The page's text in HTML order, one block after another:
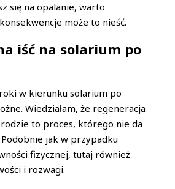
się na opalanie, warto
może to nieść.
iść na solarium po
w kierunku solarium po
Wiedziałam, że regeneracja
to proces, którego nie da
jak w przypadku
fizycznej, tutaj również
i rozwagi.